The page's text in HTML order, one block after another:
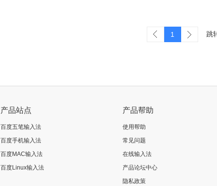
1 跳
产品站点
百度五笔输入法
百度手机输入法
百度MAC输入法
百度Linux输入法
产品帮助
使用帮助
常见问题
在线输入法
产品论坛中心
隐私政策